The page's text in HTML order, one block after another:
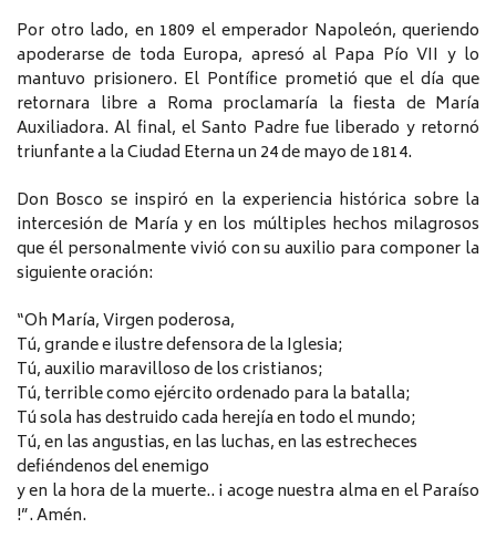
Por otro lado, en 1809 el emperador Napoleón, queriendo
apoderarse de toda Europa, apresó al Papa Pío VII y lo
mantuvo prisionero. El Pontífice prometió que el día que
retornara libre a Roma proclamaría la fiesta de María
Auxiliadora. Al final, el Santo Padre fue liberado y retornó
triunfante a la Ciudad Eterna un 24 de mayo de 1814.
Don Bosco se inspiró en la experiencia histórica sobre la
intercesión de María y en los múltiples hechos milagrosos
que él personalmente vivió con su auxilio para componer la
siguiente oración:
“Oh María, Virgen poderosa,
Tú, grande e ilustre defensora de la Iglesia;
Tú, auxilio maravilloso de los cristianos;
Tú, terrible como ejército ordenado para la batalla;
Tú sola has destruido cada herejía en todo el mundo;
Tú, en las angustias, en las luchas, en las estrecheces
defiéndenos del enemigo
y en la hora de la muerte.. ¡ acoge nuestra alma en el Paraíso
!”. Amén.